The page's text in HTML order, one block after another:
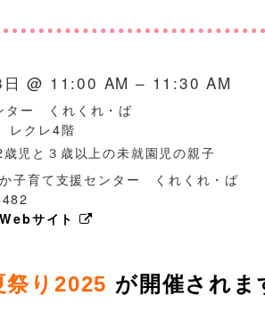
@ 11:00 AM – 11:30 AM
ター くれくれ・ば
クレ4階
児と３歳以上の未就園児の親子
子育て支援センター くれくれ・ば
サイト
り2025 が開催されま